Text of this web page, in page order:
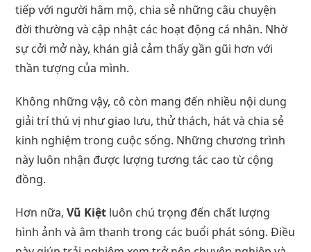
tiếp với người hâm mộ, chia sẻ những câu chuyện
đời thường và cập nhật các hoạt động cá nhân. Nhờ
sự cởi mở này, khán giả cảm thấy gần gũi hơn với
thần tượng của mình.
Không những vậy, cô còn mang đến nhiều nội dung
giải trí thú vị như giao lưu, thử thách, hát và chia sẻ
kinh nghiệm trong cuộc sống. Những chương trình
này luôn nhận được lượng tương tác cao từ cộng
đồng.
Hơn nữa,Vũ Kiệt luôn chú trọng đến chất lượng
hình ảnh và âm thanh trong các buổi phát sóng. Điều